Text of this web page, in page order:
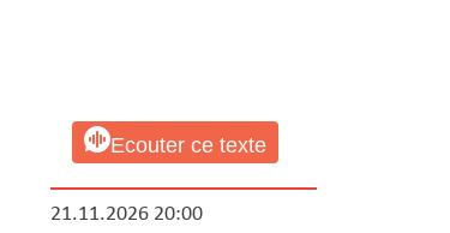
Ecouter ce texte
21.11.2026 20:00